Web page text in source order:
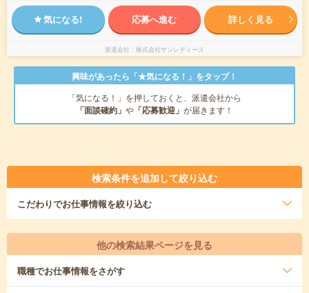
気になる! 応募へ進む 詳しく見る
派遣会社 株式会社サンレディース
興味があったら「★気になる！」をタップ！
「気になる！」を押しておくと、派遣会社から
「面談確約」 や 「応募歓迎」 が届きます！
検索条件を追加して絞り込む
こだわりでお仕事情報を絞り込む
他の検索結果ページを見る
職種でお仕事情報をさがす